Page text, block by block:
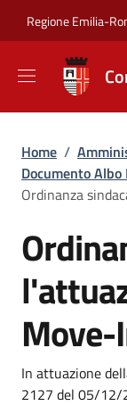
Regione Emilia-
Briciole
Home /
Documento
Ordinanza
Move-
Dettagli
In attuazione
2127 del 05/12/